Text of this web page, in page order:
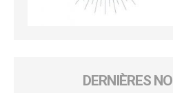
DERNIÈRES